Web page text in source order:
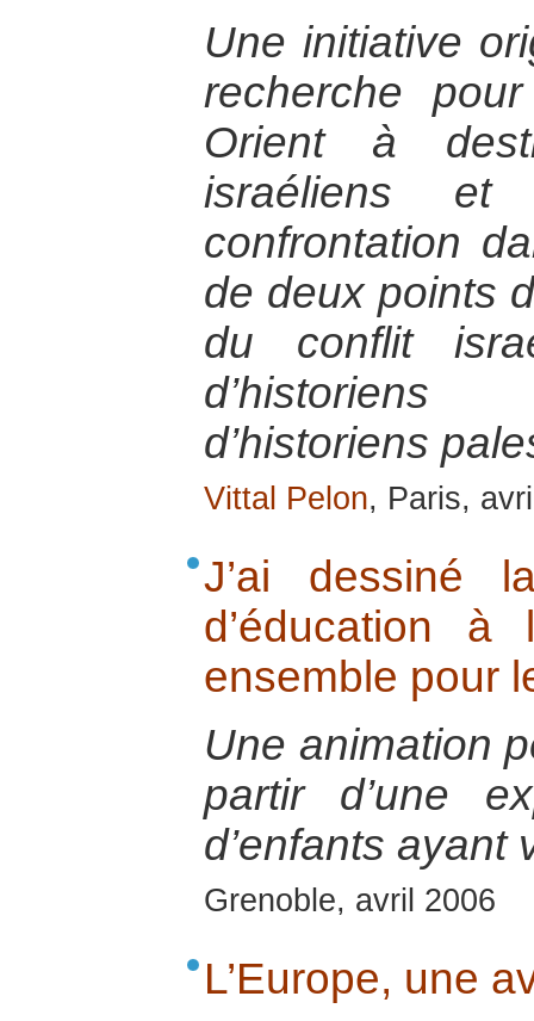
Une initiative
recherche
Orient à
israéliens
confrontation
de deux points
du conflit
d’historiens
Vittal Pelon, Paris,
J’ai dessiné
d’éducation
ensemble pour
Une animation
partir d’une
d’enfants ayant
Grenoble, avril 2006
L’Europe, une